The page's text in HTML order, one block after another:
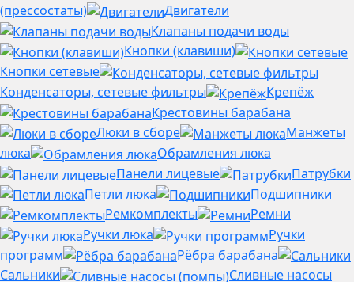
(прессостаты)
Двигатели
Клапаны подачи воды
Кнопки (клавиши)
Кнопки сетевые
Конденсаторы, сетевые фильтры
Крепёж
Крестовины барабана
Люки в сборе
Манжеты
люка
Обрамления люка
Панели лицевые
Патрубки
Петли люка
Подшипники
Ремкомплекты
Ремни
Ручки люка
Ручки
программ
Рёбра барабана
Сальники
Сливные насосы